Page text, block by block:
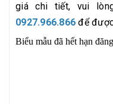
giá chi tiết, vui
0927.966.866 để